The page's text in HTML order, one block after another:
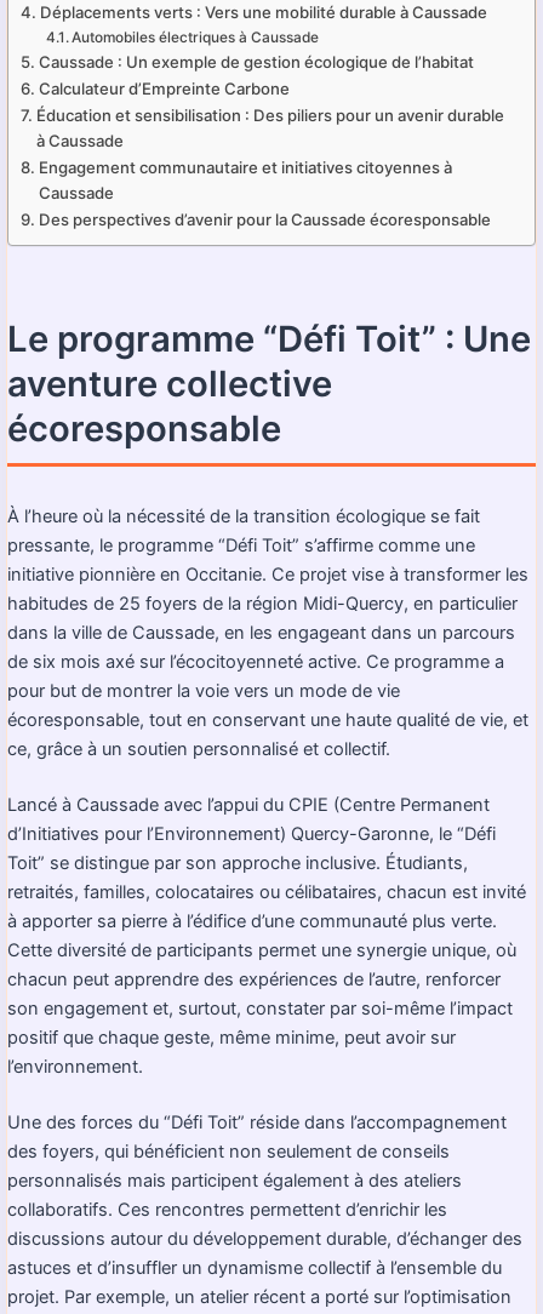
Déplacements verts : Vers une mobilité durable à Caussade
Automobiles électriques à Caussade
Caussade : Un exemple de gestion écologique de l’habitat
Calculateur d’Empreinte Carbone
Éducation et sensibilisation : Des piliers pour un avenir durable
à Caussade
Engagement communautaire et initiatives citoyennes à
Caussade
Des perspectives d’avenir pour la Caussade écoresponsable
Le programme “Défi Toit” : Une
aventure collective
écoresponsable
À l’heure où la nécessité de la transition écologique se fait
pressante, le programme “Défi Toit” s’affirme comme une
initiative pionnière en Occitanie. Ce projet vise à transformer les
habitudes de 25 foyers de la région Midi-Quercy, en particulier
dans la ville de Caussade, en les engageant dans un parcours
de six mois axé sur l’écocitoyenneté active. Ce programme a
pour but de montrer la voie vers un mode de vie
écoresponsable, tout en conservant une haute qualité de vie, et
ce, grâce à un soutien personnalisé et collectif.
Lancé à Caussade avec l’appui du CPIE (Centre Permanent
d’Initiatives pour l’Environnement) Quercy-Garonne, le “Défi
Toit” se distingue par son approche inclusive. Étudiants,
retraités, familles, colocataires ou célibataires, chacun est invité
à apporter sa pierre à l’édifice d’une communauté plus verte.
Cette diversité de participants permet une synergie unique, où
chacun peut apprendre des expériences de l’autre, renforcer
son engagement et, surtout, constater par soi-même l’impact
positif que chaque geste, même minime, peut avoir sur
l’environnement.
Une des forces du “Défi Toit” réside dans l’accompagnement
des foyers, qui bénéficient non seulement de conseils
personnalisés mais participent également à des ateliers
collaboratifs. Ces rencontres permettent d’enrichir les
discussions autour du développement durable, d’échanger des
astuces et d’insuffler un dynamisme collectif à l’ensemble du
projet. Par exemple, un atelier récent a porté sur l’optimisation